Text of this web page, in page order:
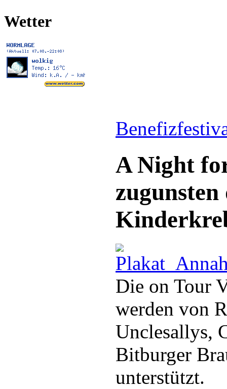
Wetter
A Night
zugunsten
Die on Tour
werden von
Unclesallys,
Bitburger
unterstützt.